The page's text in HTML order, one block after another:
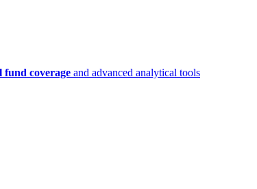
coverage and advanced analytical tools